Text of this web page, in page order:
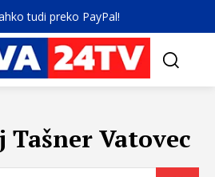
tudi preko PayPal!
Tašner Vatovec